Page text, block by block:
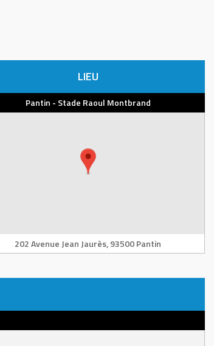
LIEU
Pantin - Stade Raoul Montbrand
202 Avenue Jean Jaurès, 93500 Pantin